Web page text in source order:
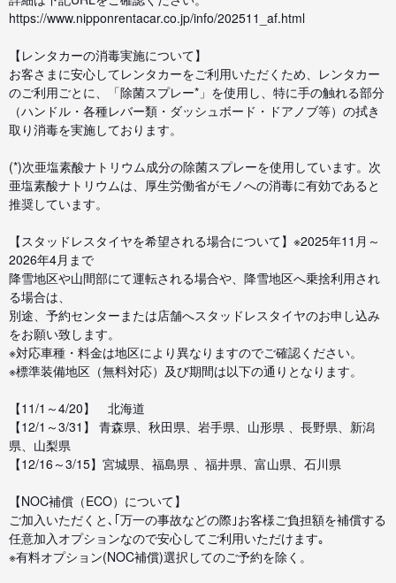
https://www.nipponrentacar.co.jp/info/202511_af.html
【レンタカーの消毒実施について】
お客さまに安心してレンタカーをご利用いただくため、レンタカー
のご利用ごとに、「除菌スプレー*」を使用し、特に手の触れる部分
（ハンドル・各種レバー類・ダッシュボード・ドアノブ等）の拭き
取り消毒を実施しております。
(*)次亜塩素酸ナトリウム成分の除菌スプレーを使用しています。次
亜塩素酸ナトリウムは、厚生労働省がモノへの消毒に有効であると
推奨しています。
【スタッドレスタイヤを希望される場合について】※2025年11月～
2026年4月まで
降雪地区や山間部にて運転される場合や、降雪地区へ乗捨利用され
る場合は、
別途、予約センターまたは店舗へスタッドレスタイヤのお申し込み
をお願い致します。
※対応車種・料金は地区により異なりますのでご確認ください。
※標準装備地区（無料対応）及び期間は以下の通りとなります。
【11/1～4/20】 北海道
【12/1～3/31】 青森県、秋田県、岩手県、山形県 、長野県、新潟
県、山梨県
【12/16～3/15】宮城県、福島県 、福井県、富山県、石川県
【NOC補償（ECO）について】
ご加入いただくと､｢万一の事故などの際｣お客様ご負担額を補償する
任意加入オプションなので安心してご利用いただけます｡
※有料オプション(NOC補償)選択してのご予約を除く。